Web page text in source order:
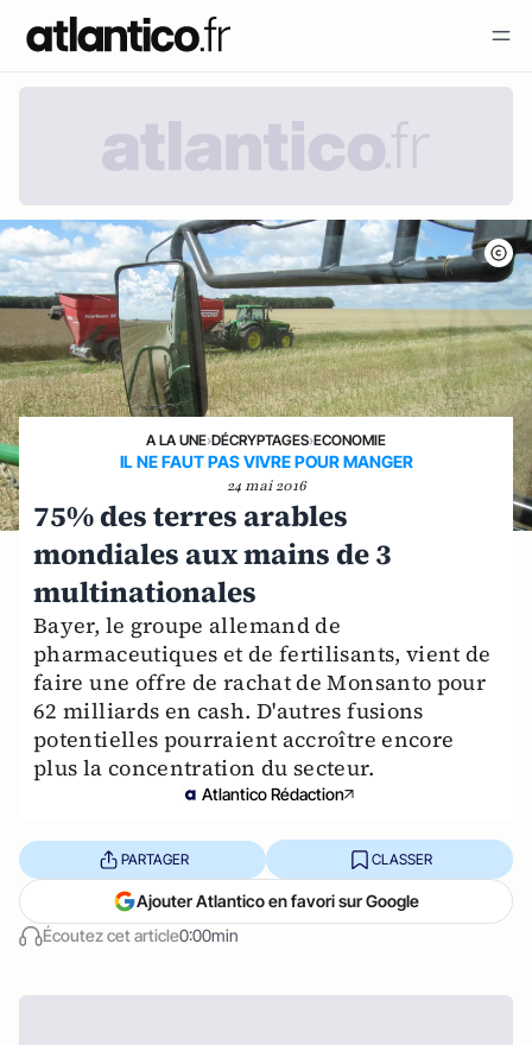
A LA UNE›DÉCRYPTAGES›ECONOMIE
IL NE FAUT PAS VIVRE POUR MANGER
24 mai 2016
75% des terres arables
mondiales aux mains de 3
multinationales
Bayer, le groupe allemand de
pharmaceutiques et de fertilisants, vient de
faire une offre de rachat de Monsanto pour
62 milliards en cash. D'autres fusions
potentielles pourraient accroître encore
plus la concentration du secteur.
Atlantico Rédaction
Écoutez cet article0:00min
PARTAGER CLASSER
Ajouter Atlantico en favori sur Google